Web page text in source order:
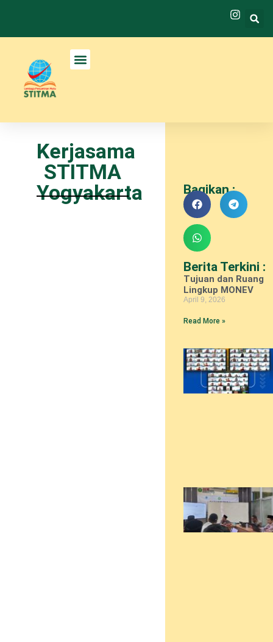
Bagikan :
Berita Terkini :
Tujuan dan Ruang
Lingkup MONEV
April 9, 2026
Read More »
Kerjasama
STITMA
Yogyakarta